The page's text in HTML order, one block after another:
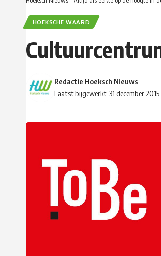
HOEKSCHE WAARD
Laatst bijgewerkt: 31 december 2015
Redactie Hoeksch Nieuws